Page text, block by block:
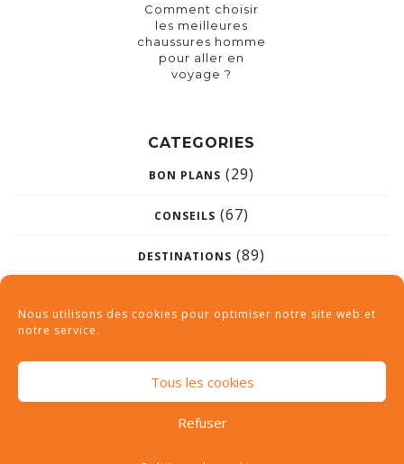
Nous utilisons des cookies pour optimiser notre site web et
notre service.
Tous les cookies
Refuser
Comment choisir
les meilleures
chaussures homme
pour aller en
voyage ?
CATEGORIES
BON PLANS (29)
CONSEILS (67)
DESTINATIONS (89)
Tous droits réservés © 2019 | camping-des-haras.com